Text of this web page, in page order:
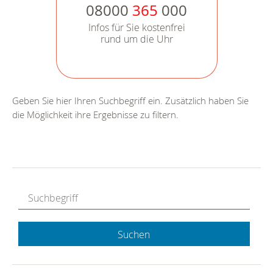
08000 365 000
Infos für Sie kostenfrei
rund um die Uhr
Geben Sie hier Ihren Suchbegriff ein. Zusätzlich haben Sie
die Möglichkeit ihre Ergebnisse zu filtern.
Suchen